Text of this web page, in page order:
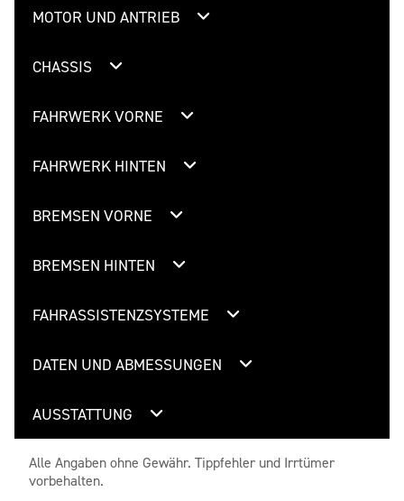
MOTOR UND ANTRIEB
CHASSIS
FAHRWERK VORNE
FAHRWERK HINTEN
BREMSEN VORNE
BREMSEN HINTEN
FAHRASSISTENZSYSTEME
DATEN UND ABMESSUNGEN
AUSSTATTUNG
Alle Angaben ohne Gewähr. Tippfehler und Irrtümer
vorbehalten.